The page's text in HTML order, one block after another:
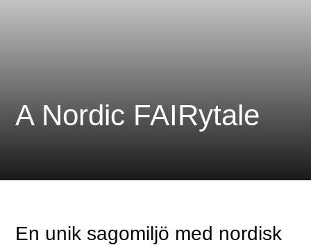
A Nordic FAIRytale
En unik sagomiljö med nordisk